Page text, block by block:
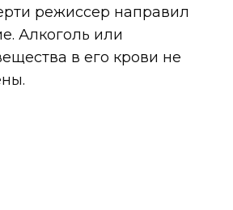
режиссер направил
Алкоголь или
в его крови не